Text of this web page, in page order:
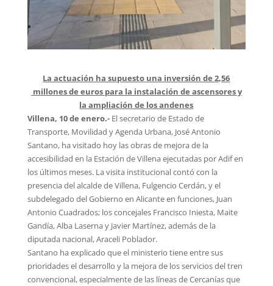
La actuación ha supuesto una inversión de 2,56
millones de euros para la instalación de ascensores y
la ampliación de los andenes
Villena, 10 de enero.- El secretario de Estado de
Transporte, Movilidad y Agenda Urbana, José Antonio
Santano, ha visitado hoy las obras de mejora de la
accesibilidad en la Estación de Villena ejecutadas por Adif en
los últimos meses. La visita institucional contó con la
presencia del alcalde de Villena, Fulgencio Cerdán, y el
subdelegado del Gobierno en Alicante en funciones, Juan
Antonio Cuadrados; los concejales Francisco Iniesta, Maite
Gandía, Alba Laserna y Javier Martínez, además de la
diputada nacional, Araceli Poblador.
Santano ha explicado que el ministerio tiene entre sus
prioridades el desarrollo y la mejora de los servicios del tren
convencional, especialmente de las líneas de Cercanías que